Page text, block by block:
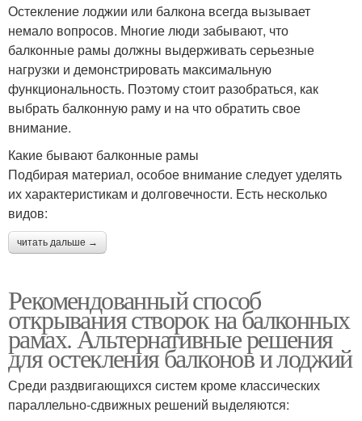
Остекление лоджии или балкона всегда вызывает
немало вопросов. Многие люди забывают, что
балконные рамы должны выдерживать серьезные
нагрузки и демонстрировать максимальную
функциональность. Поэтому стоит разобраться, как
выбрать балконную раму и на что обратить свое
внимание.
Какие бывают балконные рамы
Подбирая материал, особое внимание следует уделять
их характеристикам и долговечности. Есть несколько
видов:
читать дальше →
Рекомендованный способ
открывания створок на балконных
рамах. Альтернативные решения
для остекления балконов и лоджий
Среди раздвигающихся систем кроме классических
параллельно-сдвижных решений выделяются: